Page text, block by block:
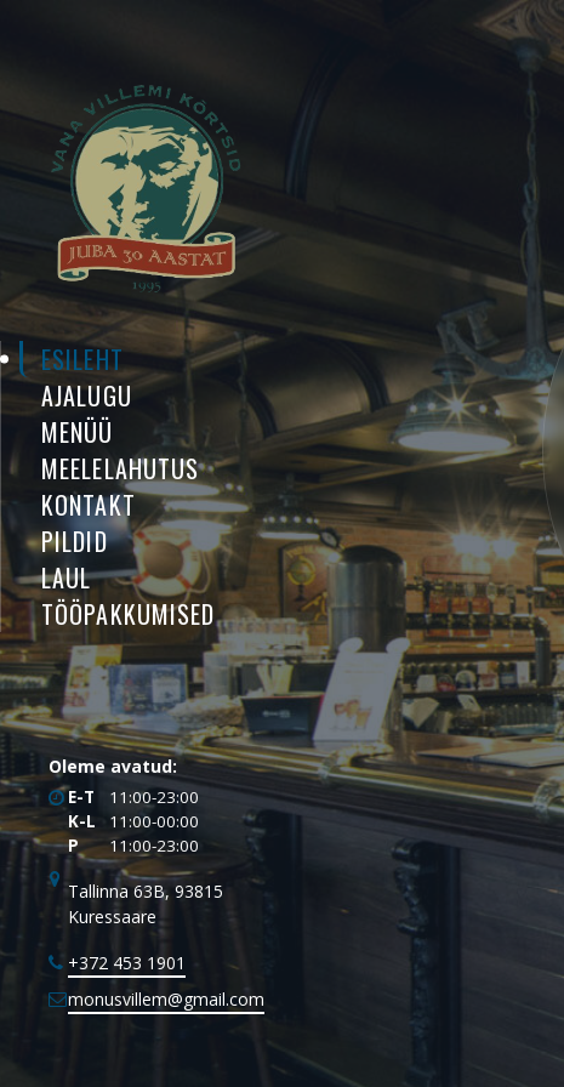
ESILEHT
AJALUGU
MENÜÜ
MEELELAHUTUS
KONTAKT
PILDID
LAUL
TÖÖPAKKUMISED
Oleme avatud:
E-T
11:00-23:00
K-L
11:00-00:00
P
11:00-23:00
Tallinna 63B, 93815
Kuressaare
+372 453 1901
monusvillem@gmail.com